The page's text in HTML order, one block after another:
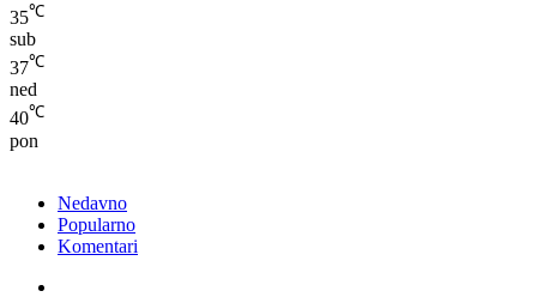
35℃
sub
37℃
ned
40℃
pon
Nedavno
Popularno
Komentari